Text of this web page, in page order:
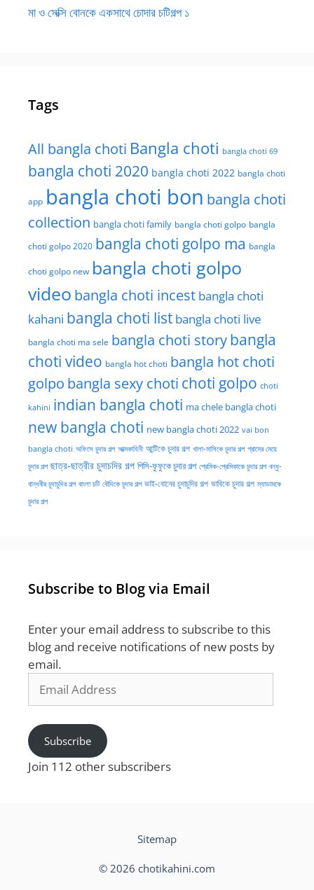
মা ও সেক্সি বোনকে একসাথে চোদার চটিগল্প ১
Tags
All bangla choti Bangla choti bangla choti 69
bangla choti 2020 bangla choti 2022 bangla choti
app bangla choti bon bangla choti
collection bangla choti family bangla choti golpo bangla
choti golpo 2020 bangla choti golpo ma bangla
choti golpo new bangla choti golpo
video bangla choti incest bangla choti
kahani bangla choti list bangla choti live
bangla choti ma sele bangla choti storybangla
choti video bangla hot choti bangla hot choti
golpo bangla sexy choti choti golpo choti
kahini indian bangla choti ma chele bangla choti
new bangla choti new bangla choti 2022 vai bon
bangla choti অফিসে চুদার গল্প আত্মকাহিনী আন্টিকে চুদার গল্প খালা-মাসিকে চুদার গল্প গ্রামের মেয়ে
চুদার গল্প ছাত্র-ছাত্রীর চুদাচদির গল্প পিসি-ফুফুকে চুদার গল্প প্রেমিক-প্রেমিকাকে চুদার গল্প বন্ধু-
বান্ধবীর চুদাচুদির গল্প বাংলা চটি বৌদিকে চুদার গল্প ভাই-বোনের চুদাচুদির গল্প ভাবিকে চুদার গল্প ম্যাডামকে
চুদার গল্প
Subscribe to Blog via Email
Enter your email address to subscribe to this
blog and receive notifications of new posts by
email.
Address
Subscribe
Join 112 other subscribers
Sitemap
© 2026 chotikahini.com